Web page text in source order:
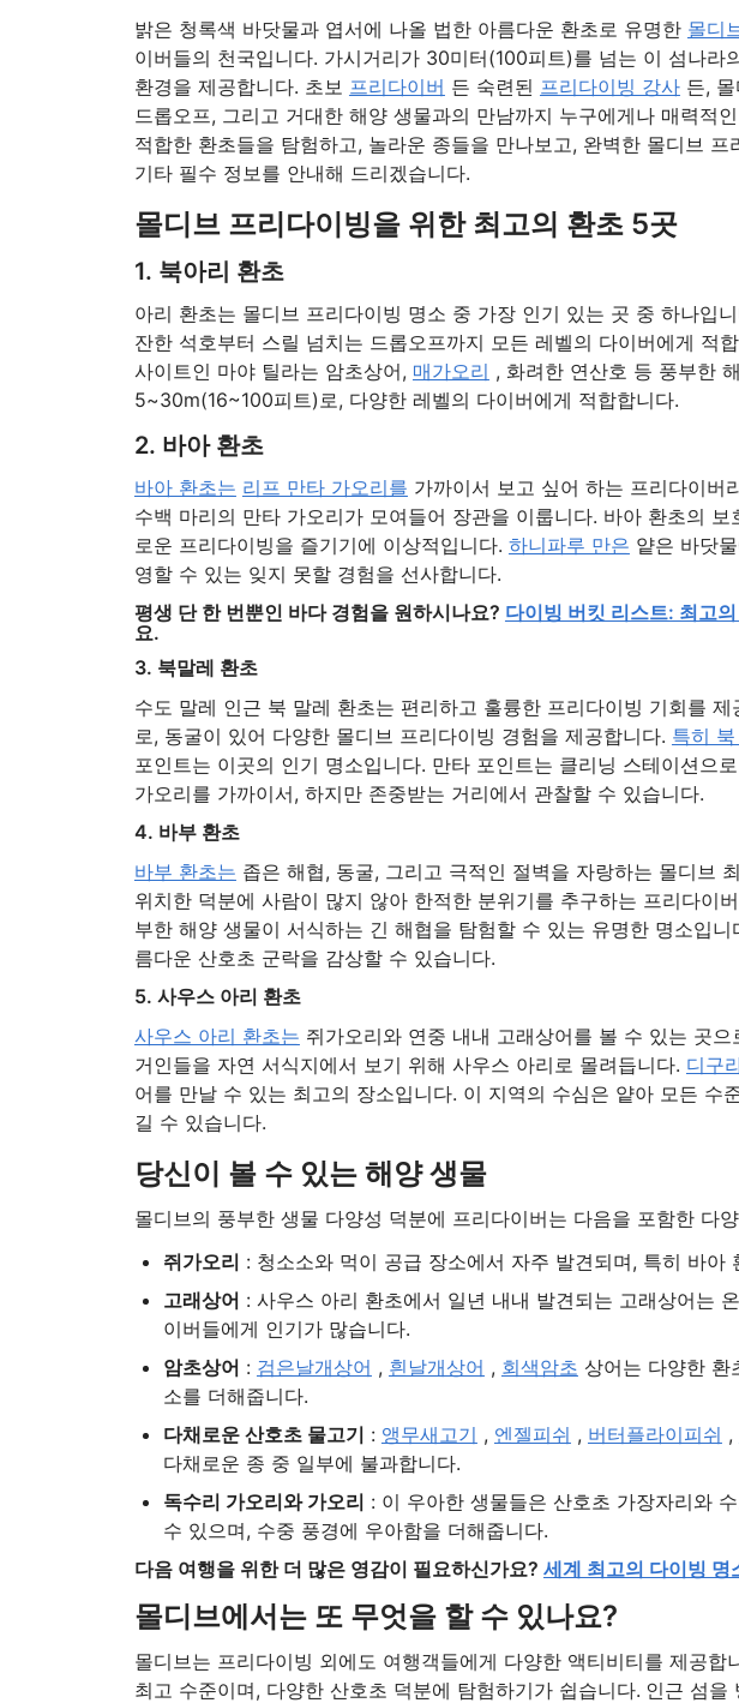
밝은 청록색 바닷물과 엽서에 나올 법한 아름다운 환초로 유명한 몰디
이버들의 천국입니다. 가시거리가 30미터(100피트)를 넘는 이 섬나라
환경을 제공합니다. 초보 프리다이버 든 숙련된 프리다이빙 강사든, 몰
드롭오프, 그리고 거대한 해양 생물과의 만남까지 누구에게나 매력적
적합한 환초들을 탐험하고, 놀라운 종들을 만나보고, 완벽한 몰디브
기타 필수 정보를 안내해 드리겠습니다.
몰디브 프리다이빙을 위한 최고의 환초 5곳
1. 북아리 환초
아리 환초는 몰디브 프리다이빙 명소 중 가장 인기 있는 곳 중 하나입
잔한 석호부터 스릴 넘치는 드롭오프까지 모든 레벨의 다이버에게 적
사이트인 마야 틸라는 암초상어, 매가오리 , 화려한 연산호 등 풍부한
5~30m(16~100피트)로, 다양한 레벨의 다이버에게 적합합니다.
2. 바아 환초
바아 환초는 리프 만타 가오리를 가까이서 보고 싶어 하는 프리다이버
수백 마리의 만타 가오리가 모여들어 장관을 이룹니다. 바아 환초의
로운 프리다이빙을 즐기기에 이상적입니다. 하니파루 만은 얕은 바닷
영할 수 있는 잊지 못할 경험을 선사합니다.
평생 단 한 번뿐인 바다 경험을 원하시나요? 다이빙 버킷 리스트: 최고
요.
3. 북말레 환초
수도 말레 인근 북 말레 환초는 편리하고 훌륭한 프리다이빙 기회를
로, 동굴이 있어 다양한 몰디브 프리다이빙 경험을 제공합니다. 특히
포인트는 이곳의 인기 명소입니다. 만타 포인트는 클리닝 스테이션으
가오리를 가까이서, 하지만 존중받는 거리에서 관찰할 수 있습니다.
4. 바부 환초
바부 환초는 좁은 해협, 동굴, 그리고 극적인 절벽을 자랑하는 몰디브
위치한 덕분에 사람이 많지 않아 한적한 분위기를 추구하는 프리다이
부한 해양 생물이 서식하는 긴 해협을 탐험할 수 있는 유명한 명소입니
름다운 산호초 군락을 감상할 수 있습니다.
5. 사우스 아리 환초
사우스 아리 환초는 쥐가오리와 연중 내내 고래상어를 볼 수 있는 곳
거인들을 자연 서식지에서 보기 위해 사우스 아리로 몰려듭니다. 디구
어를 만날 수 있는 최고의 장소입니다. 이 지역의 수심은 얕아 모든 수
길 수 있습니다.
당신이 볼 수 있는 해양 생물
몰디브의 풍부한 생물 다양성 덕분에 프리다이버는 다음을 포함한 다
쥐가오리 : 청소소와 먹이 공급 장소에서 자주 발견되며, 특히 바아
고래상어 : 사우스 아리 환초에서 일년 내내 발견되는 고래상어는
이버들에게 인기가 많습니다.
암초상어 : 검은날개상어 , 흰날개상어 , 회색암초 상어는 다양한 환
소를 더해줍니다.
다채로운 산호초 물고기 : 앵무새고기 , 엔젤피쉬 , 버터플라이피쉬 ,
다채로운 종 중 일부에 불과합니다.
독수리 가오리와 가오리 : 이 우아한 생물들은 산호초 가장자리와
수 있으며, 수중 풍경에 우아함을 더해줍니다.
다음 여행을 위한 더 많은 영감이 필요하신가요? 세계 최고의 다이빙
몰디브에서는 또 무엇을 할 수 있나요?
몰디브는 프리다이빙 외에도 여행객들에게 다양한 액티비티를 제공합
최고 수준이며, 다양한 산호초 덕분에 탐험하기가 쉽습니다. 인근 섬을